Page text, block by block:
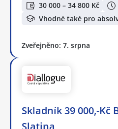
30 000 – 34 800 Kč
Vhodné také pro
Zveřejněno: 7. srpna
Skladník 39 000,-Kč
Slatina